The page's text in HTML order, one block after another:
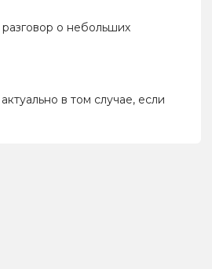
о небольших
в том случае, если